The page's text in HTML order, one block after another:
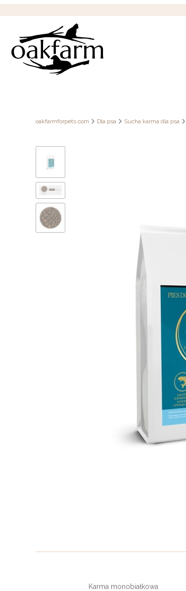
oakfarmforpets.com Dla psa Sucha karma dla psa
Karma monobiałkowa